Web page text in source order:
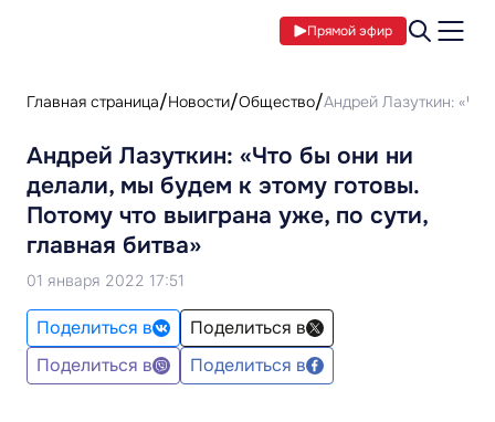
Прямой эфир
Главная страница Новости Общество Андрей Лазуткин:
Андрей Лазуткин: «Что бы они ни
делали, мы будем к этому готовы.
Потому что выиграна уже, по сути,
главная битва»
01 января 2022 17:51
Поделиться в
Поделиться в
Поделиться в
Поделиться в